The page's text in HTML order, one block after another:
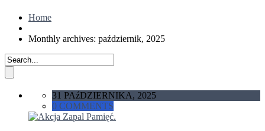
Home
Monthly archives: październik, 2025
31 PAźDZIERNIKA, 2025
0 COMMENTS